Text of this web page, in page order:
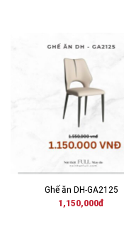
THÍCH!
Ghế ăn DH-GA2125
1,150,000đ